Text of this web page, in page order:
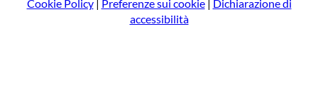
Cookie Policy| Preferenze sui cookie|
Dichiarazione di
accessibilità